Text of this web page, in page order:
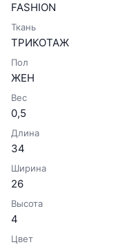
FASHION
Ткань
ТРИКОТАЖ
Пол
ЖЕН
Вес
0,5
Длина
34
Ширина
26
Высота
4
Цвет